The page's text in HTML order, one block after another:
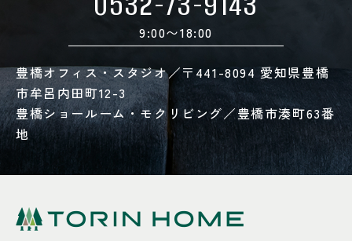
9:00〜18:00
豊橋オフィス・スタジオ／〒441-8094 愛知県豊橋
市牟呂内田町12-3
豊橋ショールーム・モクリビング／豊橋市湊町63番
地